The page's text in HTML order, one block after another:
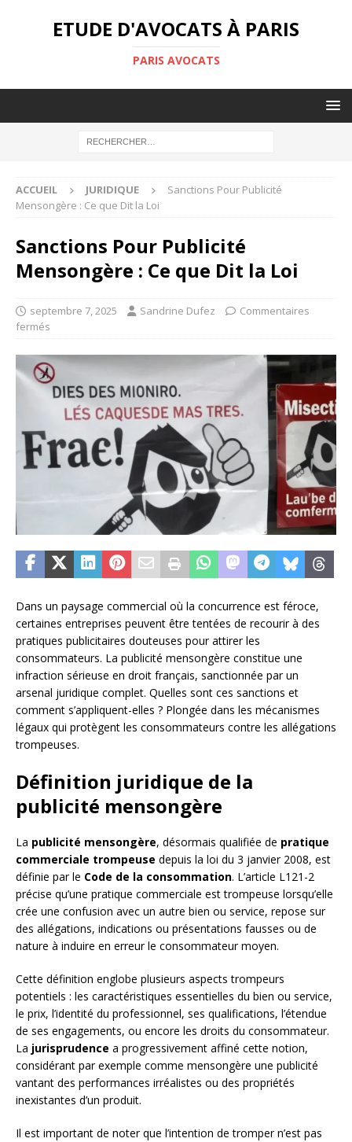
ETUDE D'AVOCATS À PARIS
PARIS AVOCATS
ACCUEIL JURIDIQUE
Sanctions Pour Publicité
Mensongère : Ce que Dit la Loi
Sanctions Pour Publicité
Mensongère : Ce que Dit la Loi
septembre 7, 2025 Sandrine Dufez
Commentaires
fermés
Dans un paysage commercial où la concurrence est féroce,
certaines entreprises peuvent être tentées de recourir à des
pratiques publicitaires douteuses pour attirer les
consommateurs. La publicité mensongère constitue une
infraction sérieuse en droit français, sanctionnée par un
arsenal juridique complet. Quelles sont ces sanctions et
comment s’appliquent-elles ? Plongée dans les mécanismes
légaux qui protègent les consommateurs contre les allégations
trompeuses.
Définition juridique de la
publicité mensongère
La publicité mensongère, désormais qualifiée de pratique
commerciale trompeuse depuis la loi du 3 janvier 2008, est
définie par le Code de la consommation. L’article L121-2
précise qu’une pratique commerciale est trompeuse lorsqu’elle
crée une confusion avec un autre bien ou service, repose sur
des allégations, indications ou présentations fausses ou de
nature à induire en erreur le consommateur moyen.
Cette définition englobe plusieurs aspects trompeurs
potentiels : les caractéristiques essentielles du bien ou service,
le prix, l’identité du professionnel, ses qualifications, l’étendue
de ses engagements, ou encore les droits du consommateur.
La jurisprudence a progressivement affiné cette notion,
considérant par exemple comme mensongère une publicité
vantant des performances irréalistes ou des propriétés
inexistantes d’un produit.
Il est important de noter que l’intention de tromper n’est pas